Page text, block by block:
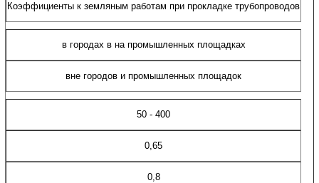
Коэффициенты к земляным работам при прокладке трубопроводов
в городах в на промышленных площадках
вне городов и промышленных площадок
50 - 400
0,65
0,8